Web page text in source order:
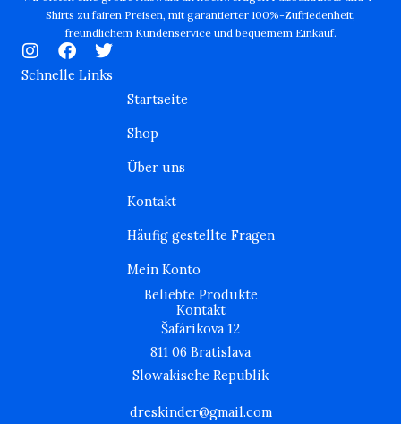
Shirts zu fairen Preisen, mit garantierter 100%-Zufriedenheit,
freundlichem Kundenservice und bequemem Einkauf.
I
n
s
F
a
c
T
w
i
Schnelle Links
Startseite
Shop
Über uns
Kontakt
Häufig gestellte Fragen
Mein Konto
Beliebte Produkte
Kontakt
Šafárikova 12
811 06 Bratislava
Slowakische Republik
dreskinder@gmail.com